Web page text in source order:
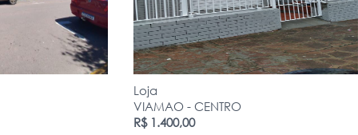
Loja
VIAMAO - CENTRO
R$ 1.400,00